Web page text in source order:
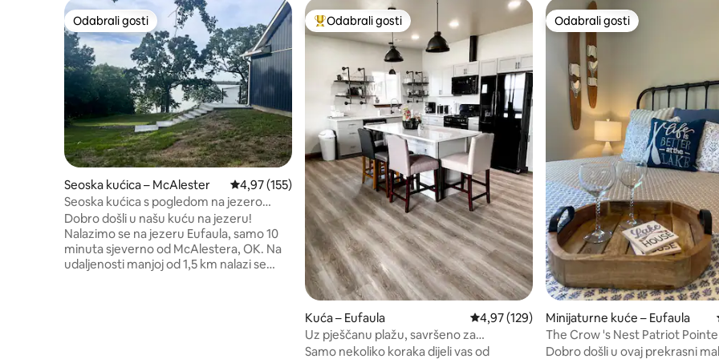
Odabrali gosti
Odabrali gosti
Seoska kućica – McAlester Prosječna ocjena: 4,97/5, recenzija: 155
4,97 (155)
Seoska kućica s pogledom na jezero
Eufaula!
Dobro došli u našu kuću na jezeru!
Nalazimo se na jezeru Eufaula, samo 10
minuta sjeverno od McAlestera, OK. Na
udaljenosti manjoj od 1,5 km nalazi se
Među najviše rangiranima s oznakom „Odabrali gosti”
Odabrali gosti
Kuća – Eufaula Prosječna ocjena: 4,97/5, recenzija: 129
4,97 (129)
Uz pješčanu plažu, savršeno za
opuštanje uz jezero!
Samo nekoliko koraka dijeli vas od
Odabrali gosti
Odabrali gosti
Minijaturne kuće – Eufaula
The Crow 's Nest Patriot
Eufaula
Dobro došli u ovaj prekrasni